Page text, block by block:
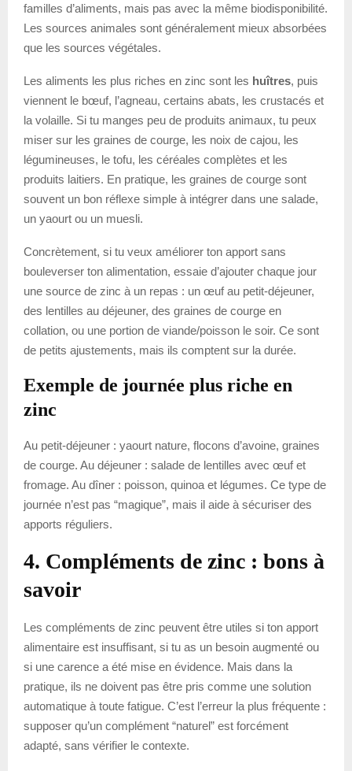
familles d’aliments, mais pas avec la même biodisponibilité.
Les sources animales sont généralement mieux absorbées
que les sources végétales.
Les aliments les plus riches en zinc sont les huîtres, puis
viennent le bœuf, l’agneau, certains abats, les crustacés et
la volaille. Si tu manges peu de produits animaux, tu peux
miser sur les graines de courge, les noix de cajou, les
légumineuses, le tofu, les céréales complètes et les
produits laitiers. En pratique, les graines de courge sont
souvent un bon réflexe simple à intégrer dans une salade,
un yaourt ou un muesli.
Concrètement, si tu veux améliorer ton apport sans
bouleverser ton alimentation, essaie d’ajouter chaque jour
une source de zinc à un repas : un œuf au petit-déjeuner,
des lentilles au déjeuner, des graines de courge en
collation, ou une portion de viande/poisson le soir. Ce sont
de petits ajustements, mais ils comptent sur la durée.
Exemple de journée plus riche en
zinc
Au petit-déjeuner : yaourt nature, flocons d’avoine, graines
de courge. Au déjeuner : salade de lentilles avec œuf et
fromage. Au dîner : poisson, quinoa et légumes. Ce type de
journée n’est pas “magique”, mais il aide à sécuriser des
apports réguliers.
4. Compléments de zinc : bons à
savoir
Les compléments de zinc peuvent être utiles si ton apport
alimentaire est insuffisant, si tu as un besoin augmenté ou
si une carence a été mise en évidence. Mais dans la
pratique, ils ne doivent pas être pris comme une solution
automatique à toute fatigue. C’est l’erreur la plus fréquente :
supposer qu’un complément “naturel” est forcément
adapté, sans vérifier le contexte.